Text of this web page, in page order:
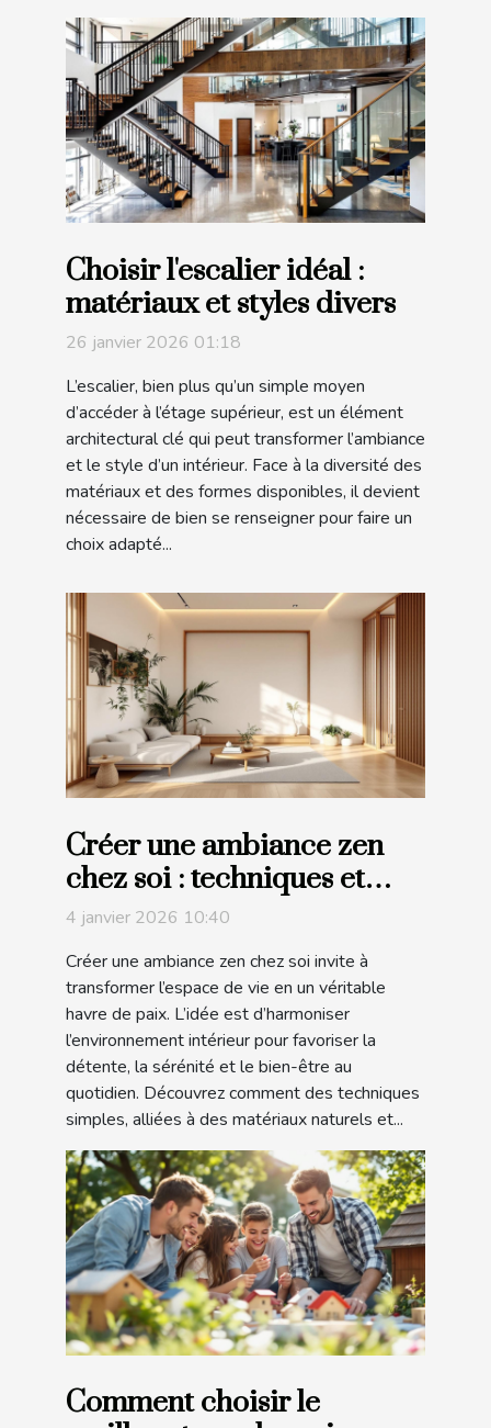
Choisir l'escalier idéal :
matériaux et styles divers
26 janvier 2026 01:18
L’escalier, bien plus qu’un simple moyen
d’accéder à l’étage supérieur, est un élément
architectural clé qui peut transformer l’ambiance
et le style d’un intérieur. Face à la diversité des
matériaux et des formes disponibles, il devient
nécessaire de bien se renseigner pour faire un
choix adapté...
Créer une ambiance zen
chez soi : techniques et
matériaux à privilégier
4 janvier 2026 10:40
Créer une ambiance zen chez soi invite à
transformer l’espace de vie en un véritable
havre de paix. L’idée est d’harmoniser
l’environnement intérieur pour favoriser la
détente, la sérénité et le bien-être au
quotidien. Découvrez comment des techniques
simples, alliées à des matériaux naturels et...
Comment choisir le